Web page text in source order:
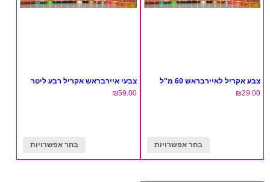
צבע אקריל לאיירבראש 60 מ"ל
₪29.00
בחר אפשרויות
צבעי איירבראש אקריל רבע ליטר
₪59.00
בחר אפשרויות